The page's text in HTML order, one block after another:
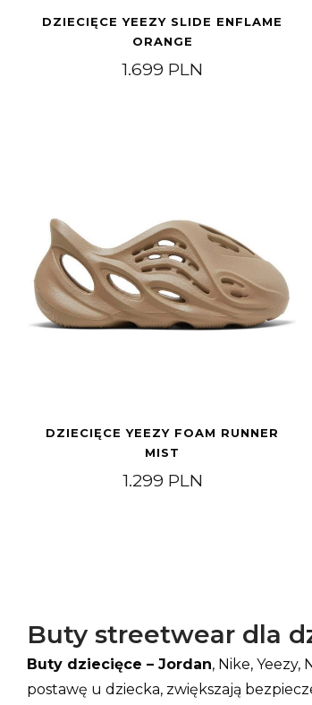
DZIECIĘCE YEEZY SLIDE ENFLAME
ORANGE
1.699 PLN
DZIECIĘCE YEEZY FOAM RUNNER
MIST
1.299 PLN
Buty streetwear dla
Buty dziecięce – Jordan, Nike,
postawę u dziecka, zwiększają